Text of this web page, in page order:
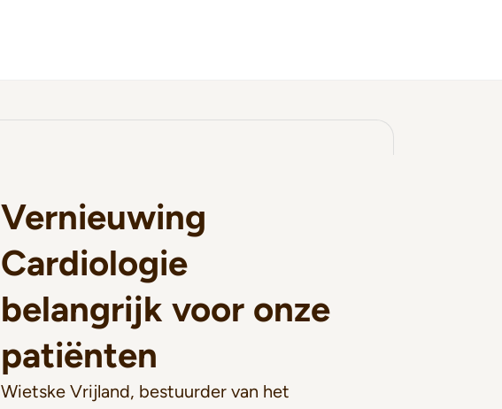
Vernieuwing
Cardiologie
belangrijk voor onze
patiënten
Wietske Vrijland, bestuurder van het